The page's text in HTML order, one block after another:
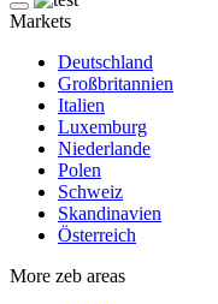
Markets
Deutschland
Großbritannien
Italien
Luxemburg
Niederlande
Polen
Schweiz
Skandinavien
Österreich
More zeb areas